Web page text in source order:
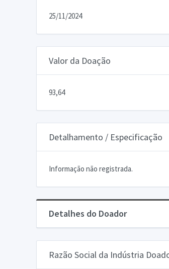
25/11/2024
Valor da Doação
93,64
Detalhamento / Especificação
Informação não registrada.
Detalhes do Doador
Razão Social da Indústria